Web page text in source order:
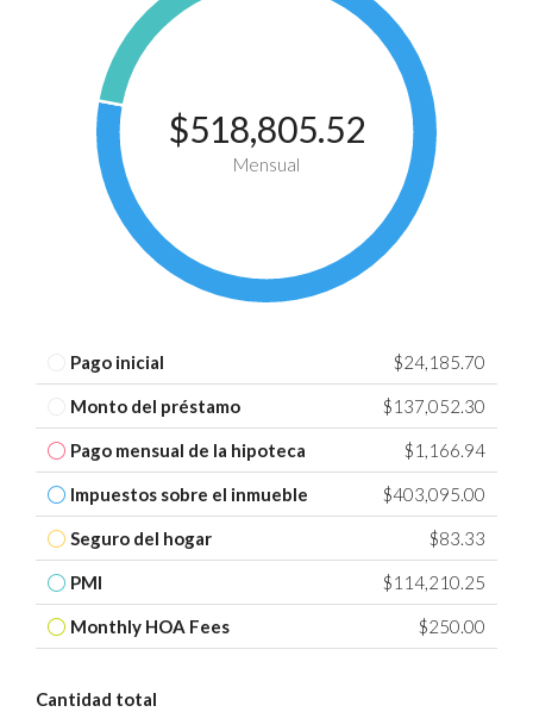
$518,805.52
Mensual
Pago inicial $24,185.70
Monto del préstamo $137,052.30
Pago mensual de la hipoteca $1,166.94
Impuestos sobre el inmueble $403,095.00
Seguro del hogar $83.33
PMI $114,210.25
Monthly HOA Fees $250.00
Cantidad total